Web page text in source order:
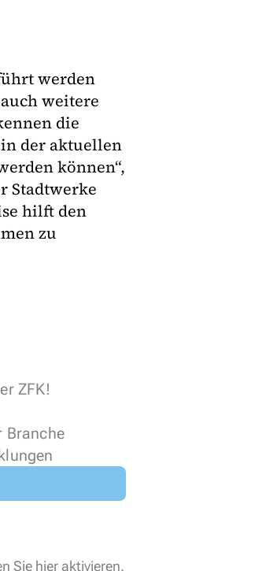
werden
weitere
die
der aktuellen
können“,
Stadtwerke
hilft den
zu
ZFK!
Branche
Sie hier aktivieren.